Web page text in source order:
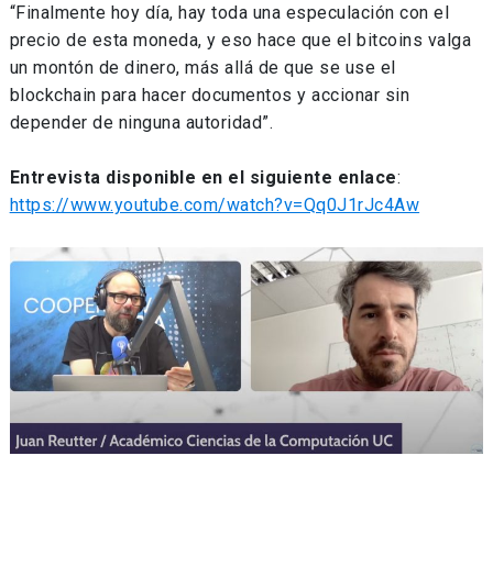
“Finalmente hoy día, hay toda una especulación con el
precio de esta moneda, y eso hace que el bitcoins valga
un montón de dinero, más allá de que se use el
blockchain para hacer documentos y accionar sin
depender de ninguna autoridad”.
Entrevista disponible en el siguiente enlace:
https://www.youtube.com/watch?v=Qq0J1rJc4Aw